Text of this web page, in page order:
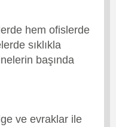
hem ofislerde
sıklıkla
başında
ve evraklar ile